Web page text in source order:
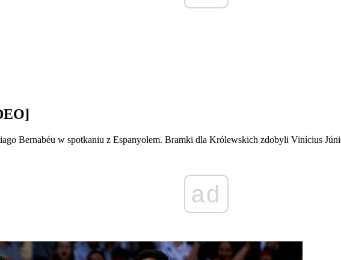
Bernabéu w spotkaniu z Espanyolem. Bramki dla Królewskich zdobyli Vinícius
ad